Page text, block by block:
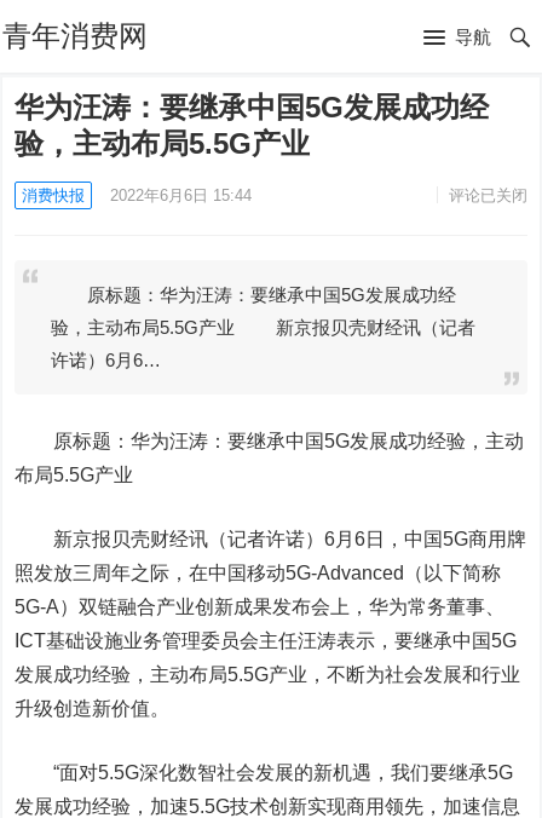
青年消费网 导航
华为汪涛：要继承中国5G发展成功经
验，主动布局5.5G产业
消费快报 2022年6月6日 15:44 评论已关闭
原标题：华为汪涛：要继承中国5G发展成功经
验，主动布局5.5G产业 新京报贝壳财经讯（记者
许诺）6月6…
原标题：华为汪涛：要继承中国5G发展成功经验，主动
布局5.5G产业
新京报贝壳财经讯（记者许诺）6月6日，中国5G商用牌
照发放三周年之际，在中国移动5G-Advanced（以下简称
5G-A）双链融合产业创新成果发布会上，华为常务董事、
ICT基础设施业务管理委员会主任汪涛表示，要继承中国5G
发展成功经验，主动布局5.5G产业，不断为社会发展和行业
升级创造新价值。
“面对5.5G深化数智社会发展的新机遇，我们要继承5G
发展成功经验，加速5.5G技术创新实现商用领先，加速信息